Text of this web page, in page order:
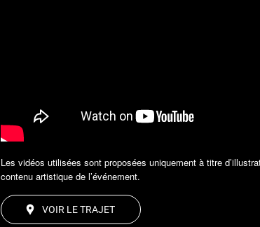
Les vidéos utilisées sont proposées uniquement à titre
contenu artistique de l’événement.
VOIR LE TRAJET